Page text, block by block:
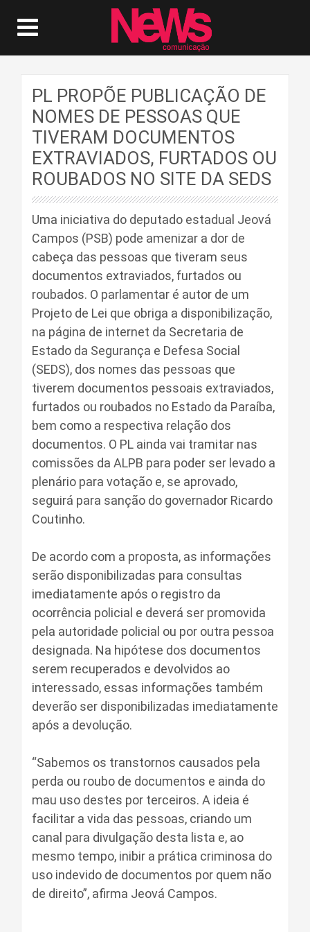
PL PROPÕE PUBLICAÇÃO DE
NOMES DE PESSOAS QUE
TIVERAM DOCUMENTOS
EXTRAVIADOS, FURTADOS OU
ROUBADOS NO SITE DA SEDS
Uma iniciativa do deputado estadual Jeová
Campos (PSB) pode amenizar a dor de
cabeça das pessoas que tiveram seus
documentos extraviados, furtados ou
roubados. O parlamentar é autor de um
Projeto de Lei que obriga a disponibilização,
na página de internet da Secretaria de
Estado da Segurança e Defesa Social
(SEDS), dos nomes das pessoas que
tiverem documentos pessoais extraviados,
furtados ou roubados no Estado da Paraíba,
bem como a respectiva relação dos
documentos. O PL ainda vai tramitar nas
comissões da ALPB para poder ser levado a
plenário para votação e, se aprovado,
seguirá para sanção do governador Ricardo
Coutinho.
De acordo com a proposta, as informações
serão disponibilizadas para consultas
imediatamente após o registro da
ocorrência policial e deverá ser promovida
pela autoridade policial ou por outra pessoa
designada. Na hipótese dos documentos
serem recuperados e devolvidos ao
interessado, essas informações também
deverão ser disponibilizadas imediatamente
após a devolução.
“Sabemos os transtornos causados pela
perda ou roubo de documentos e ainda do
mau uso destes por terceiros. A ideia é
facilitar a vida das pessoas, criando um
canal para divulgação desta lista e, ao
mesmo tempo, inibir a prática criminosa do
uso indevido de documentos por quem não
de direito”, afirma Jeová Campos.